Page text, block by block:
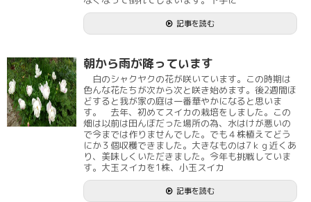
記事を読む
朝から雨が降っています
白のシャクヤクの花が咲いています。この時期は
色んな花たちが次から次と咲き始めます。後2週間ほ
どすると我が家の庭は一番華やかになると思いま
す。 去年、初めてスイカの栽培をしました。この
畑は以前は田んぼだった場所の為、水はけが悪いの
で今までは作りませんでした。でも４株植えてどう
にか３個収穫できました。大きなものは7ｋｇ近くあ
り、美味しくいただきました。今年も挑戦していま
す。大玉スイカを1株、小玉スイカ
記事を読む